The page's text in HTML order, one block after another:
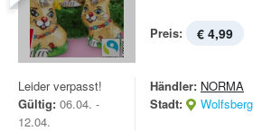
Preis: € 4,99
Leider verpasst!
Gültig: 06.04. -
12.04.
Händler: NORMA
Stadt:
Wolfsberg